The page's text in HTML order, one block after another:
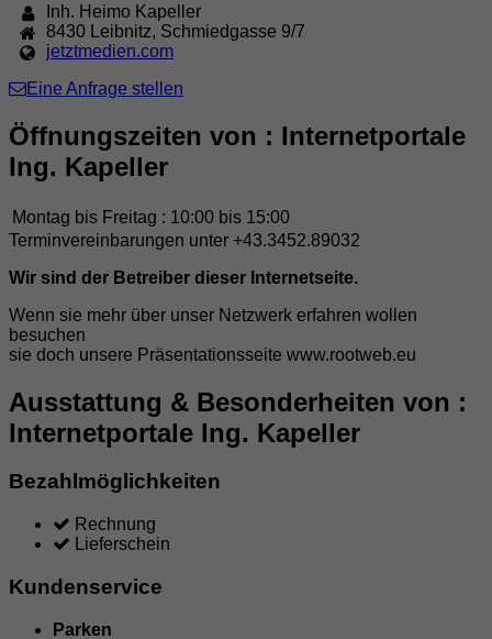
Inh. Heimo Kapeller
8430
Leibnitz, Schmiedgasse 9/7
jetztmedien.com
Eine Anfrage stellen
Öffnungszeiten von : Internetportale
Ing. Kapeller
Montag bis Freitag : 10:00 bis 15:00
Terminvereinbarungen unter +43.3452.89032
Wir sind der Betreiber dieser Internetseite.
Wenn sie mehr über unser Netzwerk erfahren wollen
besuchen
sie doch unsere Präsentationsseite www.rootweb.eu
Ausstattung & Besonderheiten von :
Internetportale Ing. Kapeller
Bezahlmöglichkeiten
Rechnung
Lieferschein
Kundenservice
Parken